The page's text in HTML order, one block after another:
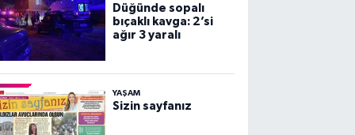
Düğünde sopalı
bıçaklı kavga: 2’si
ağır 3 yaralı
YAŞAM
Sizin sayfanız